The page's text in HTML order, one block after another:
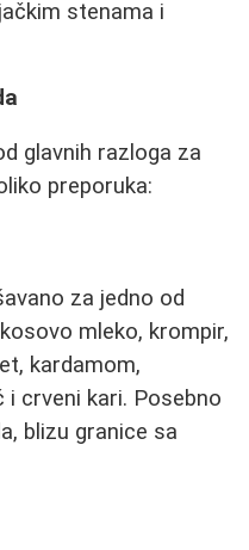
glavnih razloga za
preporuka:
za jedno od
mleko, krompir,
kardamom,
crveni kari. Posebno
blizu granice sa